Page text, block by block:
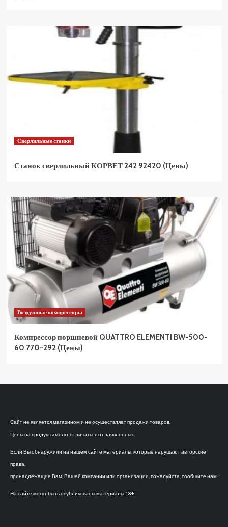
Сверлильные станки
Станок сверлильный КОРВЕТ 242 92420 (Цены)
Воздушные компрессоры
Компрессор поршневой QUATTRO ELEMENTI BW-500-
60 770-292 (Цены)
Сайт не является магазином и не осуществляет продажи товаров.
Цены на продукты могут отличаться от заявленных.
Если Вы обнаружили на нашем сайте материалы, которые нарушают авторские
права,
принадлежащие Вам, Вашей компании или организации, пожалуйста, сообщите нам.
На сайте могут быть опубликованы материалы 18+!